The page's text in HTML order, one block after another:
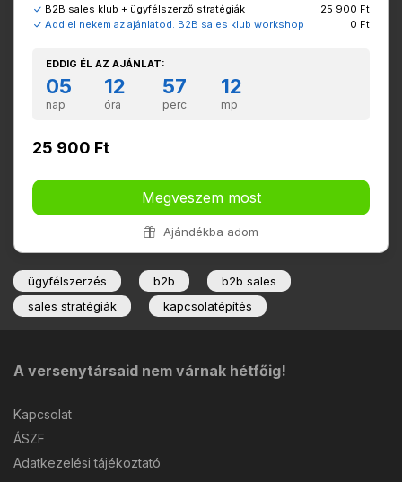
B2B sales klub + ügyfélszerző stratégiák
25 900 Ft
Add el nekem az ajánlatod. B2B sales klub workshop
0 Ft
EDDIG ÉL AZ AJÁNLAT:
05 12 57 11
nap óra perc mp
25 900 Ft
Megveszem most
Ajándékba adom
ügyfélszerzés b2b
b2b sales
sales stratégiák
kapcsolatépítés
A versenytársaid nem várnak hétfőig!
Kapcsolat
ÁSZF
Adatkezelési tájékoztató